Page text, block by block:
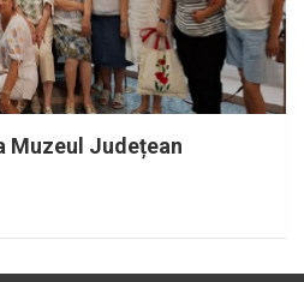
Muzeul Județean